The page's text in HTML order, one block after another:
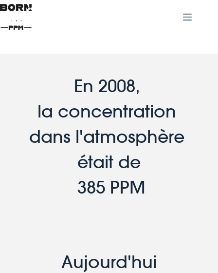
En 2008,
la concentration
dans l'atmosphère
était de
385 PPM
Aujourd'hui